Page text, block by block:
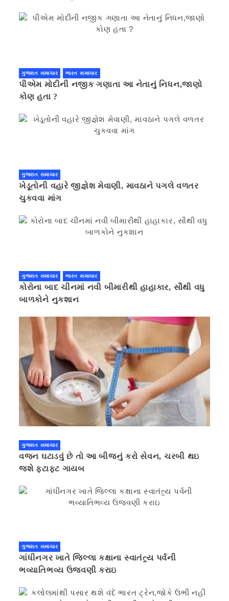
ગુજરાત સમાચાર ભારત સમાચાર
પીએમ મોદીની નજીક ગણાતા આ નેતાનું નિધન,જાણો
કોણ હતા ?
ગુજરાત સમાચાર
ખેડૂતોની વહારે જીજ્ઞેશ મેવાણી, માવઠાને પગલે વળતર
ચુકવવા માંગ
ગુજરાત સમાચાર ભારત સમાચાર
કોરોના બાદ ચીનમાં નવી બીમારીથી હાહાકાર, સૌથી વધુ
બાળકોને નુકશાન
ગુજરાત સમાચાર
વજન ઘટાડવું છે તો આ બીજનું કરો સેવન, ચરબી થઇ
જશે ફટાફટ ગાયબ
ગુજરાત સમાચાર
ગાંધીનગર ખાતે જિલ્લા કક્ષાના સ્વાતંત્ર્ય પર્વની
ભવ્યાતિભવ્ય ઉજવણી કરાઇ